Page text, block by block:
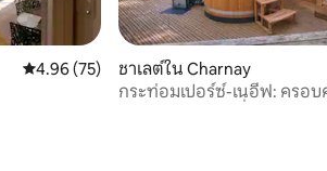
คะแนนเฉลี่ย 4.96 จาก 5, 75 รีวิว
4.96 (75)
ชาเลต์ใน Charnay
กระท่อมเปอร์ซ์-เนอีฟ: ครอบ